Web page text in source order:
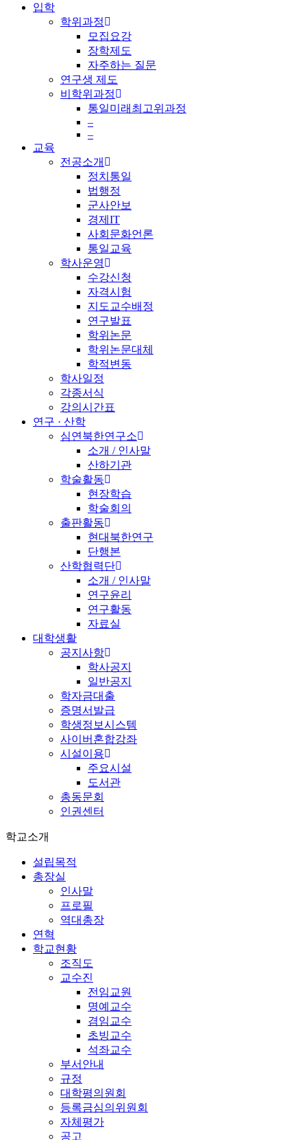
입학
학위과정
모집요강
장학제도
자주하는 질문
연구생 제도
비학위과정
통일미래최고위과정
–
–
교육
전공소개
정치통일
법행정
군사안보
경제IT
사회문화언론
통일교육
학사운영
수강신청
자격시험
지도교수배정
연구발표
학위논문
학위논문대체
학적변동
학사일정
각종서식
강의시간표
연구 · 산학
심연북한연구소
소개 / 인사말
산하기관
학술활동
현장학습
학술회의
출판활동
현대북한연구
단행본
산학협력단
소개 / 인사말
연구윤리
연구활동
자료실
대학생활
공지사항
학사공지
일반공지
학자금대출
증명서발급
학생정보시스템
사이버혼합강좌
시설이용
주요시설
도서관
총동문회
인권센터
학교소개
설립목적
총장실
인사말
프로필
역대총장
연혁
학교현황
조직도
교수진
전임교원
명예교수
겸임교수
초빙교수
석좌교수
부서안내
규정
대학평의원회
등록금심의위원회
자체평가
공고